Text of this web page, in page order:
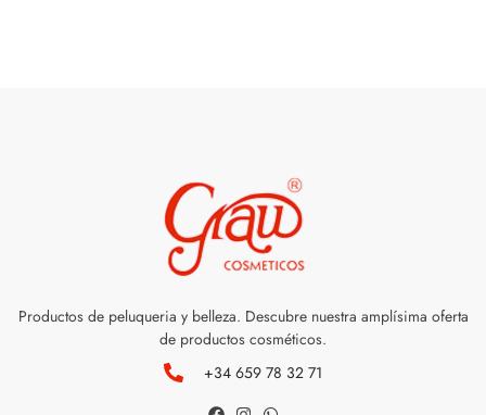
Productos de peluqueria y belleza. Descubre nuestra amplísima oferta
de productos cosméticos.
+34 659 78 32 71